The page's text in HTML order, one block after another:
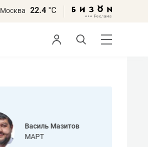
Москва 22.4 °С
Василь Мазитов
МАРТ